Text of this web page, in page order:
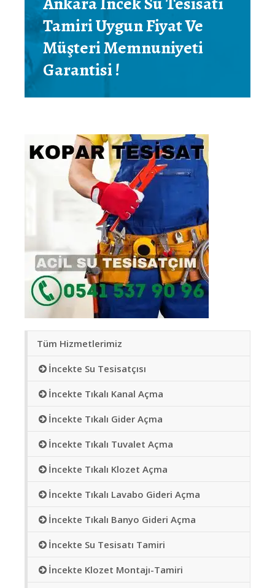
Tamiri Uygun Fiyat Ve
Müşteri Memnuniyeti
Garantisi !
Tüm Hizmetlerimiz
İncekte Su Tesisatçısı
İncekte Tıkalı Kanal Açma
İncekte Tıkalı Gider Açma
İncekte Tıkalı Tuvalet Açma
İncekte Tıkalı Klozet Açma
İncekte Tıkalı Lavabo Gideri Açma
İncekte Tıkalı Banyo Gideri Açma
İncekte Su Tesisatı Tamiri
İncekte Klozet Montajı-Tamiri